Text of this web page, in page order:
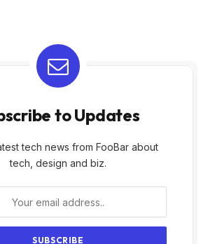
to Updates
tech news from FooBar about
tech, design and biz.